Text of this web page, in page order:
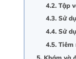
4.2. Tập
4.3. Sử
4.4. Sử
4.5.
5. Khám và